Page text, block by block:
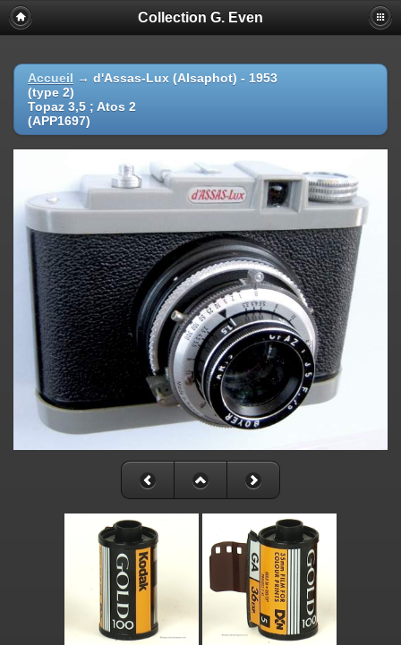
Collection G. Even
Accueil → d'Assas-Lux (Alsaphot) - 1953
(type 2)
Topaz 3,5 ; Atos 2
(APP1697)